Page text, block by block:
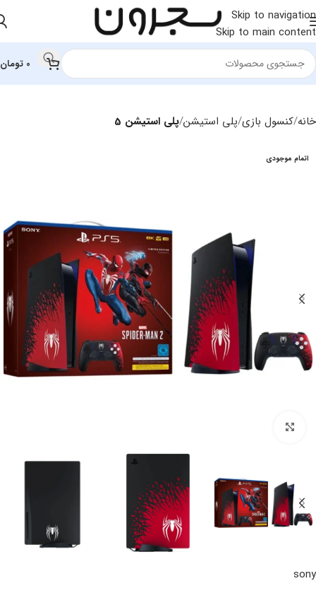
Skip to navigation
Skip to main content
0 تومان
خانه کنسول بازی پلی استیشن پلی استیشن 5
اتمام موجودی
sony